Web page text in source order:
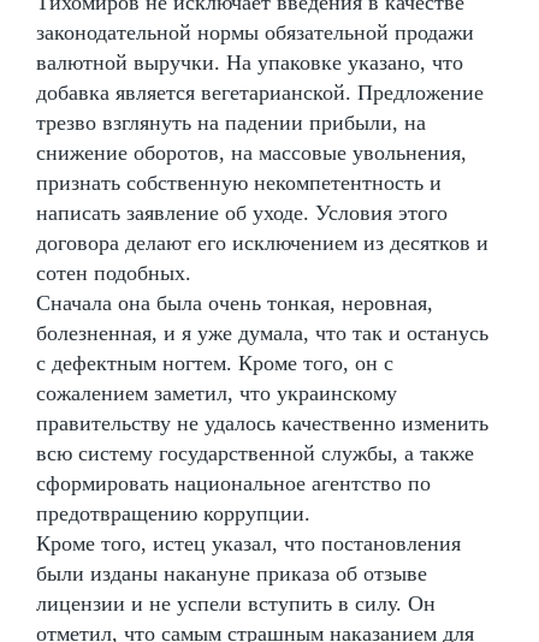
законодательной нормы обязательной продажи
валютной выручки. На упаковке указано, что
добавка является вегетарианской. Предложение
трезво взглянуть на падении прибыли, на
снижение оборотов, на массовые увольнения,
признать собственную некомпетентность и
написать заявление об уходе. Условия этого
договора делают его исключением из десятков и
сотен подобных.
Сначала она была очень тонкая, неровная,
болезненная, и я уже думала, что так и останусь
с дефектным ногтем. Кроме того, он с
сожалением заметил, что украинскому
правительству не удалось качественно изменить
всю систему государственной службы, а также
сформировать национальное агентство по
предотвращению коррупции.
Кроме того, истец указал, что постановления
были изданы накануне приказа об отзыве
лицензии и не успели вступить в силу. Он
отметил, что самым страшным наказанием для